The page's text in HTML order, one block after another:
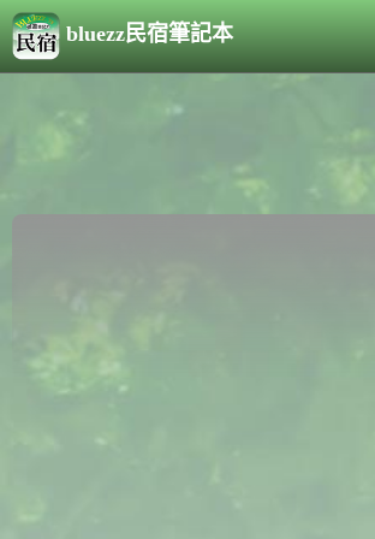
bluezz民宿筆記本